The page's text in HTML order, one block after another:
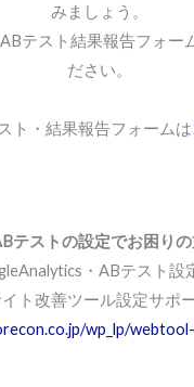
みましょう。
テスト結果報告フォー
ださい。
ト・結果報告フォームは
テストの設定でお困り
・ABテスト設
ト改善ツール設定サポ
wp_lp/